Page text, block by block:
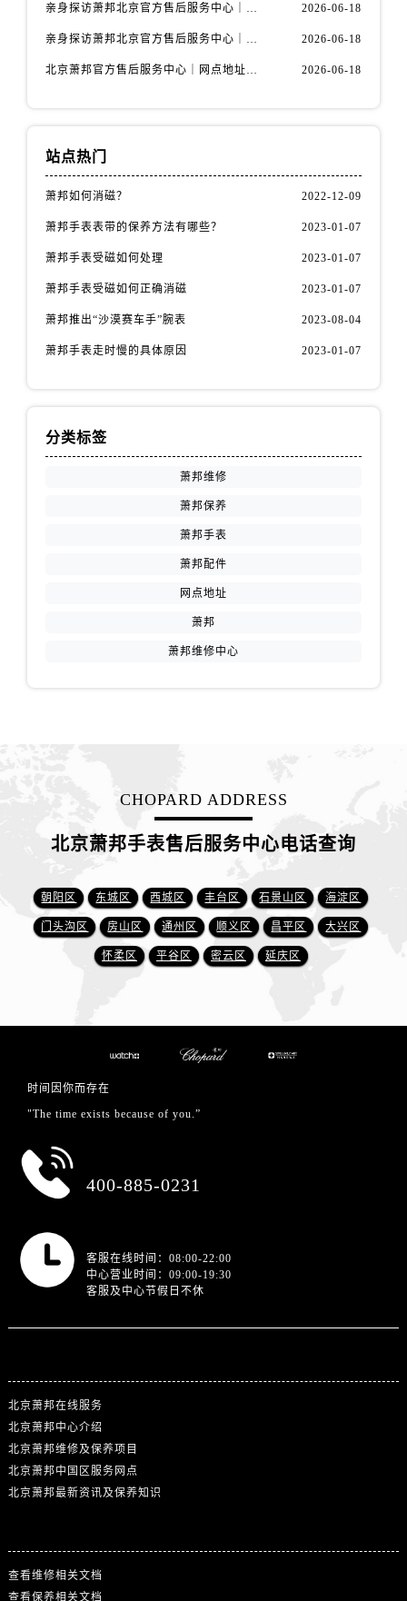
亲身探访萧邦北京官方售后服务中心｜全新地址及服务热线（2026年6月最新） 2026-06-18
亲身探访萧邦北京官方售后服务中心｜最新电话与详细地址（2026年6月最新） 2026-06-18
北京萧邦官方售后服务中心｜网点地址与服务热线权威信息公示（2026年6月最新） 2026-06-18
站点热门
萧邦如何消磁？ 2022-12-09
萧邦手表表带的保养方法有哪些？ 2023-01-07
萧邦手表受磁如何处理 2023-01-07
萧邦手表受磁如何正确消磁 2023-01-07
萧邦推出“沙漠赛车手”腕表 2023-08-04
萧邦手表走时慢的具体原因 2023-01-07
分类标签
萧邦维修
萧邦保养
萧邦手表
萧邦配件
网点地址
萧邦
萧邦维修中心
CHOPARD ADDRESS
北京萧邦手表售后服务中心电话查询
朝阳区 东城区 西城区 丰台区 石景山区 海淀区
门头沟区 房山区 通州区 顺义区 昌平区 大兴区
怀柔区 平谷区 密云区 延庆区
时间因你而存在
"The time exists because of you.”
400-885-0231
客服在线时间：08:00-22:00
中心营业时间：09:00-19:30
客服及中心节假日不休
北京萧邦在线服务
北京萧邦中心介绍
北京萧邦维修及保养项目
北京萧邦中国区服务网点
北京萧邦最新资讯及保养知识
查看维修相关文档
查看保养相关文档